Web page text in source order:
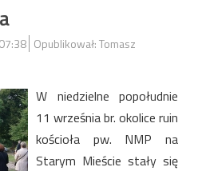
Opublikował: Tomasz
W niedzielne popołudnie
11 września br. okolice ruin
kościoła pw. NMP na
Starym Mieście stały się